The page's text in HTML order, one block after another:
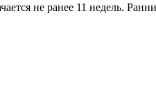
не ранее 11 недель.